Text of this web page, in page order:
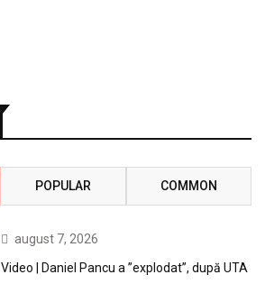
POPULAR COMMON
august 7, 2026
Video | Daniel Pancu a ”explodat”, după UTA